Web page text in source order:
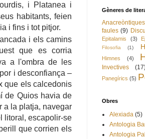
i Platanea i
habitants, feien
i fins i tot pitjor.
i els camins
que es corria
a l'ombra de les
i desconfiança –
que els calcedonis
de Quios havia de
a la platja, navegar
litoral, escapolir-se
que corrien els
Gèneres de
Anacreòntiques
faules (9)
Epitalamis (3)
Filosofia
(1)
Himnes (4)
Invectives
Panegírics (5)
Obres
Alexiada (5)
Antologia
Antologia